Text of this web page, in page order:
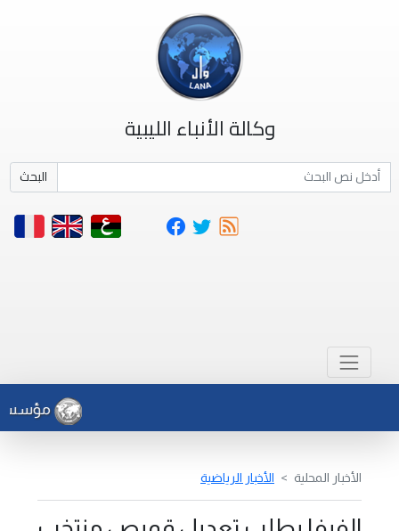
وكالة الأنباء الليبية
البحث
مؤسسة
الأخبار المحلية الأخبار الرياضية